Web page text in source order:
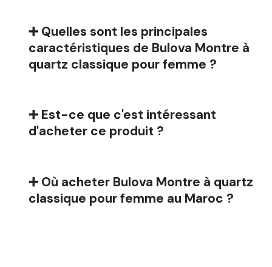
➕ Quelles sont les principales
caractéristiques de Bulova Montre à
quartz classique pour femme ?
➕ Est-ce que c'est intéressant
d'acheter ce produit ?
➕ Où acheter Bulova Montre à quartz
classique pour femme au Maroc ?